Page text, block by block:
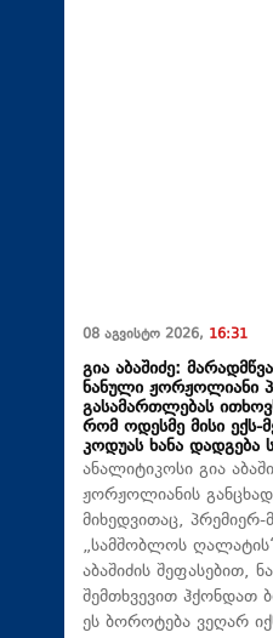
08 აგვისტო 2026, 16:31
გია აბაშიძე:
ნანული ჟორჟოლიანი
გასამართლებას
რომ ოდესმე მისი
კოდუას ხანა დადგება
ანალიტიკოსი გია
ჟორჟოლიანის
მიხედვითაც,
„სამშობლოს
აბაშიძის შეფასებით,
შემთხვევით ჰქონდათ
ეს ბოროტება ვეღარ